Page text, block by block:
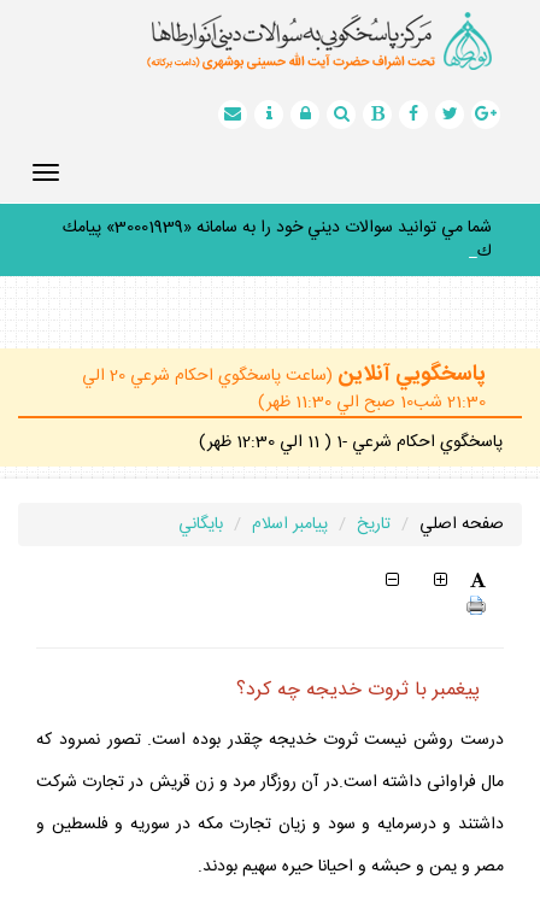
شما مي توانيد سوالات ديني خود را به سامانه «30001939» پيامك
كنيد
پاسخگويي آنلاين
(ساعت پاسخگوي احكام شرعي 20 الي
21:30 شب10 صبح الي 11:30 ظهر)
پاسخگوي احكام شرعي -1 ( 11 الي 12:30 ظهر)
صفحه اصلي تاريخ پيامبر اسلام بايگاني
پيغمبر با ثروت خديجه چه كرد؟
درست روشن نيست ثروت خديجه چقدر بوده است. تصور نمى‏رود كه
مال فراوانى داشته است.در آن روزگار مرد و زن قريش در تجارت شركت
داشتند و درسرمايه و سود و زيان تجارت مكه در سوريه و فلسطين و
مصر و يمن و حبشه و احيانا حيره سهيم بودند.